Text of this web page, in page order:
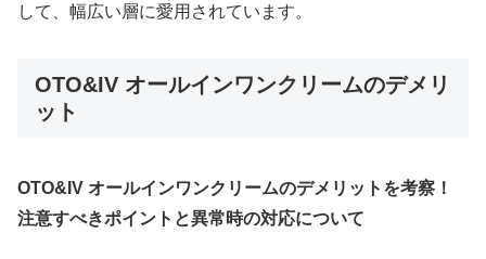
して、幅広い層に愛用されています。
OTO&IV オールインワンクリームのデメリ
ット
OTO&IV オールインワンクリームのデメリットを考察！
注意すべきポイントと異常時の対応について